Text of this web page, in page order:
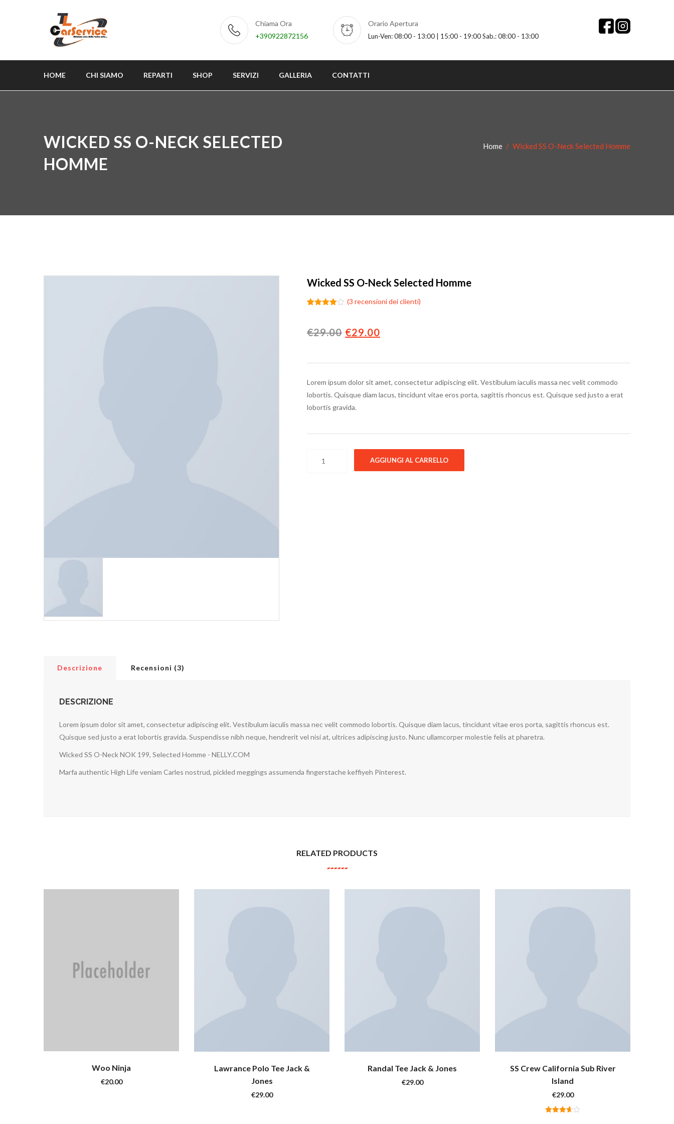
Chiama Ora
+390922872156
Orario Apertura
Lun-Ven: 08:00 - 13:00 | 15:00 - 19:00 Sab.: 08:00 - 13:00
HOME CHI SIAMO REPARTI SHOP SERVIZI GALLERIA CONTATTI
WICKED SS O-NECK SELECTED
HOMME
Home Wicked SS O-Neck Selected Homme
Wicked SS O-Neck Selected Homme
base di
(3 recensioni dei clienti)
€29.00 Il prezzo originale era: €29.00.
€29.00
Lorem ipsum dolor sit amet, consectetur adipiscing elit. Vestibulum iaculis massa nec velit commodo
lobortis. Quisque diam lacus, tincidunt vitae eros porta, sagittis rhoncus est. Quisque sed justo a erat
lobortis gravida.
AGGIUNGI AL CARRELLO
Descrizione Recensioni (3)
DESCRIZIONE
Lorem ipsum dolor sit amet, consectetur adipiscing elit. Vestibulum iaculis massa nec velit commodo lobortis. Quisque diam lacus, tincidunt vitae eros porta, sagittis rhoncus est.
Quisque sed justo a erat lobortis gravida. Suspendisse nibh neque, hendrerit vel nisi at, ultrices adipiscing justo. Nunc ullamcorper molestie felis at pharetra.
Wicked SS O-Neck NOK 199, Selected Homme - NELLY.COM
Marfa authentic High Life veniam Carles nostrud, pickled meggings assumenda fingerstache keffiyeh Pinterest.
RELATED PRODUCTS
Woo Ninja
€20.00
Lawrance Polo Tee Jack &
Jones
€29.00
Randal Tee Jack & Jones
€29.00
SS Crew California Sub River
Island
€29.00